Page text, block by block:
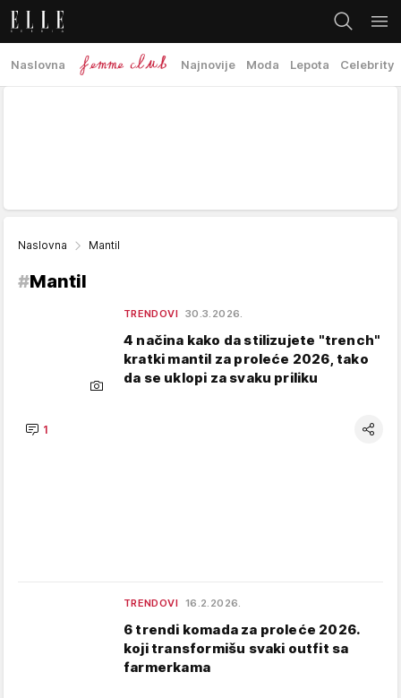
Naslovna Najnovije Moda Lepota Celebrity
Naslovna Mantil
#Mantil
TRENDOVI 30.3.2026.
4 načina kako da stilizujete "trench"
kratki mantil za proleće 2026, tako
da se uklopi za svaku priliku
1
TRENDOVI 16.2.2026.
6 trendi komada za proleće 2026.
koji transformišu svaki outfit sa
farmerkama